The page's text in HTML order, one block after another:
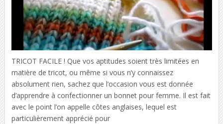
TRICOT FACILE ! Que vos aptitudes soient très limitées en
matière de tricot, ou même si vous n’y connaissez
absolument rien, sachez que l’occasion vous est donnée
d’apprendre à confectionner un bonnet pour femme. Il est fait
avec le point l’on appelle côtes anglaises, lequel est
particulièrement apprécié pour